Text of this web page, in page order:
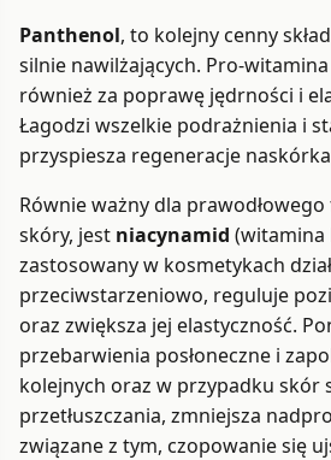
Panthenol, to kolejny cenny
silnie nawilżających. Pro-
również za poprawę jędrności i
Łagodzi wszelkie podrażnienia i
przyspiesza regeneracje
Równie ważny dla
skóry, jest niacynamid (witamina
zastosowany w kosmetykach
przeciwstarzeniowo, reguluje
oraz zwiększa jej elastyczność.
przebarwienia posłoneczne i
kolejnych oraz w przypadku skór
przetłuszczania, zmniejsza
związane z tym, czopowanie się